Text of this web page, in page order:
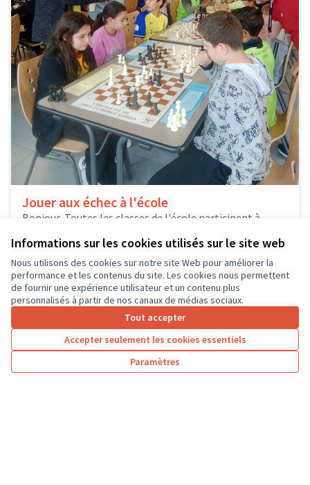
Informations sur les cookies utilisés sur le site web
Nous utilisons des cookies sur notre site Web pour améliorer la
performance et les contenus du site. Les cookies nous permettent
de fournir une expérience utilisateur et un contenu plus
personnalisés à partir de nos canaux de médias sociaux.
Tout accepter
Accepter seulement les cookies essentiels
Paramètres
Jouer aux échec à l'école
Bonjour, Toutes les classes de l'école participent à
animateur du club des échecs de...
Sport Joué-lès-Tours
Résultats par page : 100
1 2 3 4 5 6 7